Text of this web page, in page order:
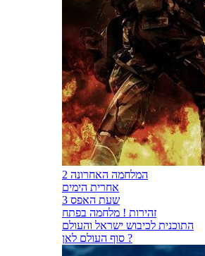
המלחמה האחרונה 2
אחרית הימים
שעת האפס 3
זהירות ! מלחמה בפתח
התוכנית לכיבוש ישראל והעולם
סוף העולם לאן ?